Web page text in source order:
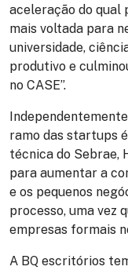
aceleração do qual
mais voltada para
universidade,
produtivo e
no CASE”.
ramo das startups
técnica do Sebrae,
para aumentar a
e os pequenos
processo, uma vez
empresas formais
A BQ escritórios